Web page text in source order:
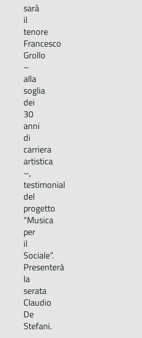
sarà
il
tenore
Francesco
Grollo
–
alla
soglia
dei
30
anni
di
carriera
artistica
–,
testimonial
del
progetto
“Musica
per
il
Sociale”.
Presenterà
la
serata
Claudio
De
Stefani.